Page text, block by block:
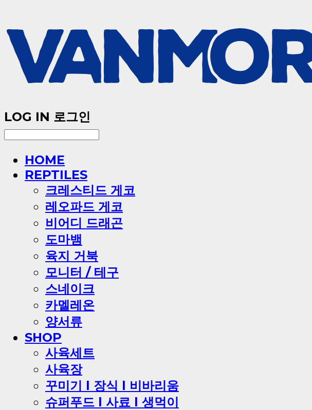
LOG IN 로그인
HOME
REPTILES
크레스티드 게코
레오파드 게코
비어디 드래곤
도마뱀
육지 거북
모니터 / 테구
스네이크
카멜레온
양서류
SHOP
사육세트
사육장
꾸미기 l 장식 l 비바리움
슈퍼푸드 l 사료 l 생먹이